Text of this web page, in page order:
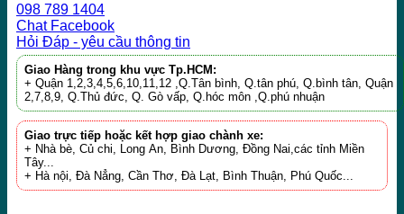
098 789 1404
Chat Facebook
Hỏi Đáp - yêu cầu thông tin
Giao Hàng trong khu vực Tp.HCM:
+ Quận 1,2,3,4,5,6,10,11,12 ,Q.Tân bình, Q.tân phú, Q.bình tân, Quận
2,7,8,9, Q.Thủ đức, Q. Gò vấp, Q.hóc môn ,Q.phú nhuận
Giao trực tiếp hoặc kết hợp giao chành xe:
+ Nhà bè, Củ chi, Long An, Bình Dương, Đồng Nai,các tỉnh Miền
Tây...
+ Hà nội, Đà Nẳng, Cần Thơ, Đà Lạt, Bình Thuận, Phú Quốc...